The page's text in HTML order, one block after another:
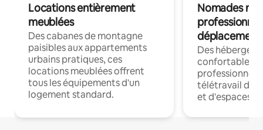
Locations entièrement
meublées
Des cabanes de montagne
paisibles aux appartements
urbains pratiques, ces
locations meublées offrent
tous les équipements d'un
logement standard.
Nomades
déplacement
Des
confortables
professionnels
télétravail
et d'espaces